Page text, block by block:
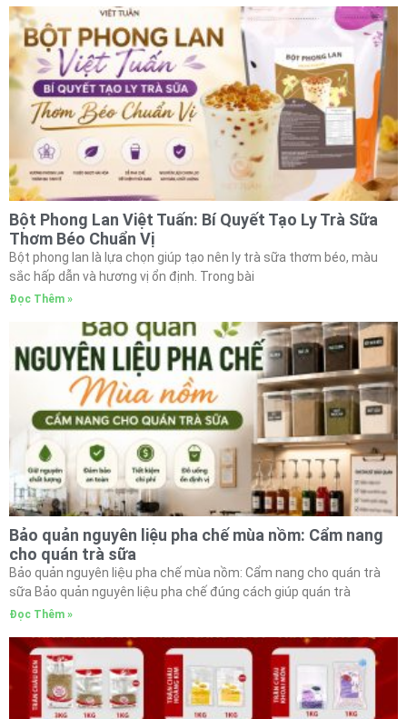
Bột Phong Lan Việt Tuấn: Bí Quyết Tạo Ly Trà Sữa
Thơm Béo Chuẩn Vị
Bột phong lan là lựa chọn giúp tạo nên ly trà sữa thơm béo, màu
sắc hấp dẫn và hương vị ổn định. Trong bài
Đọc Thêm »
Bảo quản nguyên liệu pha chế mùa nồm: Cẩm nang
cho quán trà sữa
Bảo quản nguyên liệu pha chế mùa nồm: Cẩm nang cho quán trà
sữa Bảo quản nguyên liệu pha chế đúng cách giúp quán trà
Đọc Thêm »